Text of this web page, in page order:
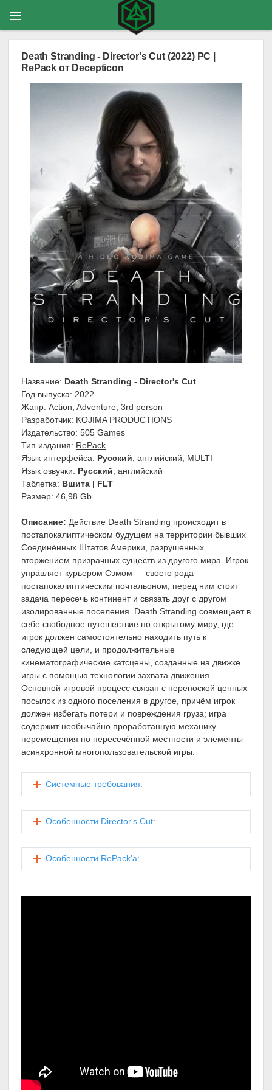
Death Stranding - Director's Cut (2022) PC |
RePack от Decepticon
Название: Death Stranding - Director's Cut
Год выпуска: 2022
Жанр: Action, Adventure, 3rd person
Разработчик: KOJIMA PRODUCTIONS
Издательство: 505 Games
Тип издания: RePack
Язык интерфейса: Русский, английский, MULTI
Язык озвучки: Русский, английский
Таблетка: Вшита | FLT
Размер: 46,98 Gb
Описание: Действие Death Stranding происходит в
постапокалиптическом будущем на территории бывших
Соединённых Штатов Америки, разрушенных
вторжением призрачных существ из другого мира. Игрок
управляет курьером Сэмом — своего рода
постапокалиптическим почтальоном; перед ним стоит
задача пересечь континент и связать друг с другом
изолированные поселения. Death Stranding совмещает в
себе свободное путешествие по открытому миру, где
игрок должен самостоятельно находить путь к
следующей цели, и продолжительные
кинематографические катсцены, созданные на движке
игры с помощью технологии захвата движения.
Основной игровой процесс связан с переноской ценных
посылок из одного поселения в другое, причём игрок
должен избегать потери и повреждения груза; игра
содержит необычайно проработанную механику
перемещения по пересечённой местности и элементы
асинхронной многопользовательской игры.
Системные требования:
Особенности Director's Cut:
Особенности RePack'a: